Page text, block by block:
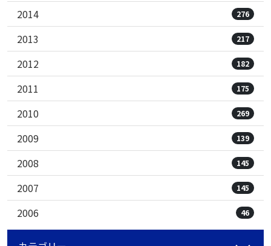
2014 276
2013 217
2012 182
2011 175
2010 269
2009 139
2008 145
2007 145
2006 46